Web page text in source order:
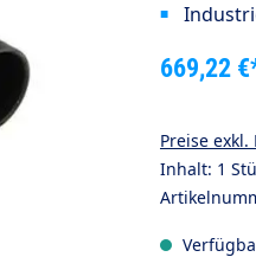
669,22
Preise
Inhalt: 1